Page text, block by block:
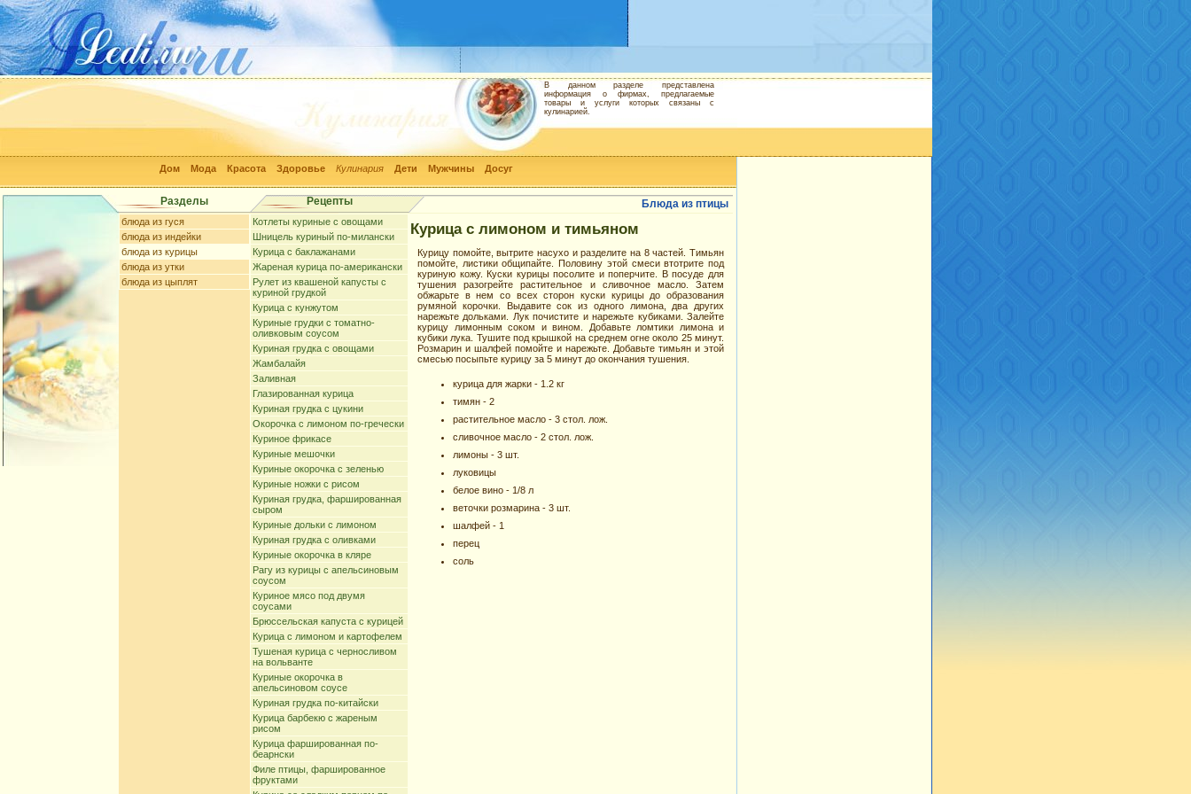
Дом Мода Красота Здоровье Кулинария Дети Мужчины Досуг
В данном разделе представлена
информация о фирмах, предлагаемые
товары и услуги которых связаны с
кулинарией.
Разделы Рецепты Блюда из птицы
блюда из гуся
блюда из индейки
блюда из курицы
блюда из утки
блюда из цыплят
Котлеты куриные с овощами
Шницель куриный по-милански
Курица с баклажанами
Жареная курица по-американски
Рулет из квашеной капусты с
куриной грудкой
Курица с кунжутом
Куриные грудки с томатно-
оливковым соусом
Куриная грудка с овощами
Жамбалайя
Заливная
Глазированная курица
Куриная грудка с цукини
Окорочка с лимоном по-гречески
Куриное фрикасе
Куриные мешочки
Куриные окорочка с зеленью
Куриные ножки с рисом
Куриная грудка, фаршированная
сыром
Куриные дольки с лимоном
Куриная грудка с оливками
Куриные окорочка в кляре
Рагу из курицы с апельсиновым
соусом
Куриное мясо под двумя
соусами
Брюссельская капуста с курицей
Курица с лимоном и картофелем
Тушеная курица с черносливом
на вольванте
Куриные окорочка в
апельсиновом соусе
Куриная грудка по-китайски
Курица барбекю с жареным
рисом
Курица фаршированная по-
беарнски
Филе птицы, фаршированное
фруктами
Курица с лимоном и тимьяном
Курицу помойте, вытрите насухо и разделите на 8 частей. Тимьян
помойте, листики общипайте. Половину этой смеси втотрите под
куриную кожу. Куски курицы посолите и поперчите. В посуде для
тушения разогрейте растительное и сливочное масло. Затем
обжарьте в нем со всех сторон куски курицы до образования
румяной корочки. Выдавите сок из одного лимона, два других
нарежьте дольками. Лук почистите и нарежьте кубиками. Залейте
курицу лимонным соком и вином. Добавьте ломтики лимона и
кубики лука. Тушите под крышкой на среднем огне около 25 минут.
Розмарин и шалфей помойте и нарежьте. Добавьте тимьян и этой
смесью посыпьте курицу за 5 минут до окончания тушения.
курица для жарки - 1.2 кг
тимян - 2
растительное масло - 3 стол. лож.
сливочное масло - 2 стол. лож.
лимоны - 3 шт.
луковицы
белое вино - 1/8 л
веточки розмарина - 3 шт.
шалфей - 1
перец
соль